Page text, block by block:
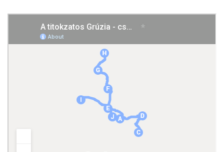
indulástól a hazaérkezésig
Elutazás Budapestről a Turkish Airlines járatain, isztambuli
átszállással (09:00-12:15, 13:15-16:35) Tbiliszibe. Érkezés után
transzfer a szállodába, este szabadidő.
Szállás Tbilisziben két éjszakára:Hotel 21